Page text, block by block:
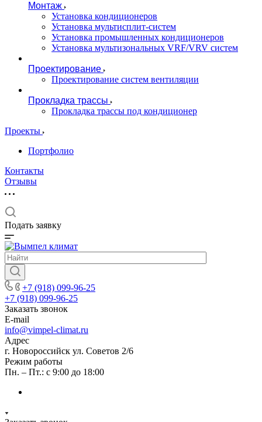
Монтаж
Установка кондиционеров
Установка мультисплит-систем
Установка промышленных кондиционеров
Установка мультизональных VRF/VRV систем
Проектирование
Проектирование систем вентиляции
Прокладка трассы
Прокладка трассы под кондиционер
Проекты
Портфолио
Контакты
Отзывы
Подать заявку
+7 (918) 099-96-25
+7 (918) 099-96-25
Заказать звонок
E-mail
info@vimpel-climat.ru
Адрес
г. Новороссийск ул. Советов 2/6
Режим работы
Пн. – Пт.: с 9:00 до 18:00